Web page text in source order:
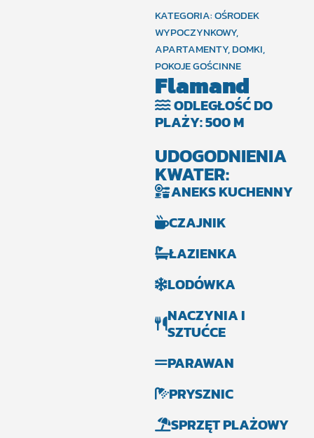
KATEGORIA:OŚRODEK
WYPOCZYNKOWY,
APARTAMENTY,DOMKI,
POKOJE GOŚCINNE
Flamand
ODLEGŁOŚĆ DO
PLAŻY: 500 M
UDOGODNIENIA
KWATER:
ANEKS KUCHENNY
CZAJNIK
ŁAZIENKA
LODÓWKA
NACZYNIA I
SZTUĆCE
PARAWAN
PRYSZNIC
SPRZĘT PLAŻOWY